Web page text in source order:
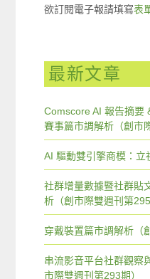
欲訂閱電子報請填寫表
最新文章
Comscore AI 報告摘要
賽事篇市調解析（創市
AI 驅動雙引擎商模：立
社群增量數據暨社群貼
析（創市際雙週刊第295
穿戴裝置篇市調解析（
串流影音平台社群觀察
市際雙週刊第293期）